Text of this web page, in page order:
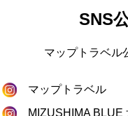
SNS
マップトラベル
マップトラベル
MIZUSHIMA BLUE